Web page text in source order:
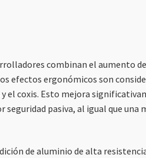
combinan el aumento
efectos ergonómicos son
el coxis. Esto mejora
pasiva, al igual que una
de aluminio de alta